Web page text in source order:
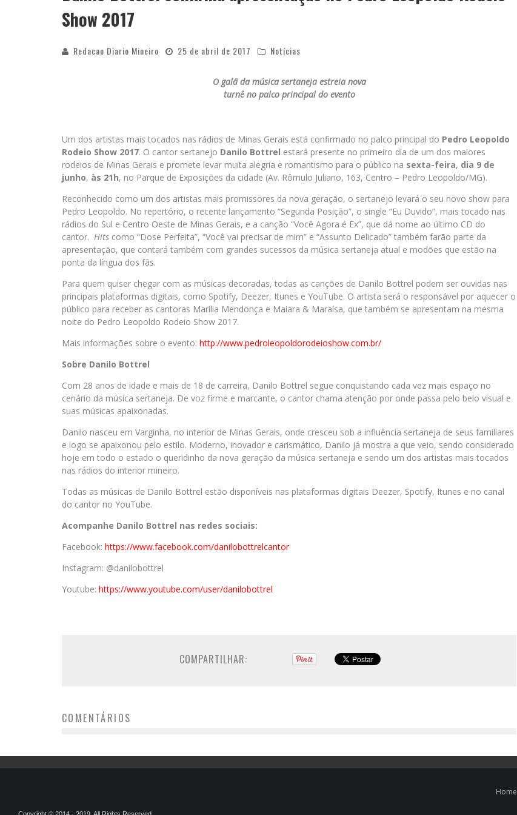
Show 2017
Redacao Diario Mineiro 25 de abril de 2017 Notícias
O galã da música sertaneja estreia nova
turnê no palco principal do evento
Um dos artistas mais tocados nas rádios de Minas Gerais está confirmado no palco principal do Pedro Leopoldo
Rodeio Show 2017. O cantor sertanejo Danilo Bottrel estará presente no primeiro dia de um dos maiores
rodeios de Minas Gerais e promete levar muita alegria e romantismo para o público na sexta-feira, dia 9 de
junho, às 21h, no Parque de Exposições da cidade (Av. Rômulo Juliano, 163, Centro – Pedro Leopoldo/MG).
Reconhecido como um dos artistas mais promissores da nova geração, o sertanejo levará o seu novo show para
Pedro Leopoldo. No repertório, o recente lançamento “Segunda Posição”, o single “Eu Duvido”, mais tocado nas
rádios do Sul e Centro Oeste de Minas Gerais, e a canção “Você Agora é Ex”, que dá nome ao último CD do
cantor. Hits como “Dose Perfeita”, “Você vai precisar de mim” e “Assunto Delicado” também farão parte da
apresentação, que contará também com grandes sucessos da música sertaneja atual e modões que estão na
ponta da língua dos fãs.
Para quem quiser chegar com as músicas decoradas, todas as canções de Danilo Bottrel podem ser ouvidas nas
principais plataformas digitais, como Spotify, Deezer, Itunes e YouTube. O artista será o responsável por aquecer o
público para receber as cantoras Marília Mendonça e Maiara & Maraísa, que também se apresentam na mesma
noite do Pedro Leopoldo Rodeio Show 2017.
Mais informações sobre o evento: http://www.pedroleopoldorodeioshow.com.br/
Sobre Danilo Bottrel
Com 28 anos de idade e mais de 18 de carreira, Danilo Bottrel segue conquistando cada vez mais espaço no
cenário da música sertaneja. De voz firme e marcante, o cantor chama atenção por onde passa pelo belo visual e
suas músicas apaixonadas.
Danilo nasceu em Varginha, no interior de Minas Gerais, onde cresceu sob a influência sertaneja de seus familiares
e logo se apaixonou pelo estilo. Moderno, inovador e carismático, Danilo já mostra a que veio, sendo considerado
hoje em todo o estado o queridinho da nova geração da música sertaneja e sendo um dos artistas mais tocados
nas rádios do interior mineiro.
Todas as músicas de Danilo Bottrel estão disponíveis nas plataformas digitais Deezer, Spotify, Itunes e no canal
do cantor no YouTube.
Acompanhe Danilo Bottrel nas redes sociais:
Facebook: https://www.facebook.com/danilobottrelcantor
Instagram: @danilobottrel
Youtube: https://www.youtube.com/user/danilobottrel
COMPARTILHAR:
COMENTÁRIOS
Home